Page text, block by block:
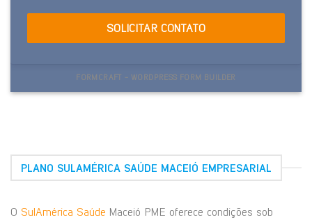
SOLICITAR CONTATO
FORMCRAFT - WORDPRESS FORM BUILDER
PLANO SULAMÉRICA SAÚDE MACEIÓ EMPRESARIAL
O SulAmérica Saúde Maceió PME oferece condições sob